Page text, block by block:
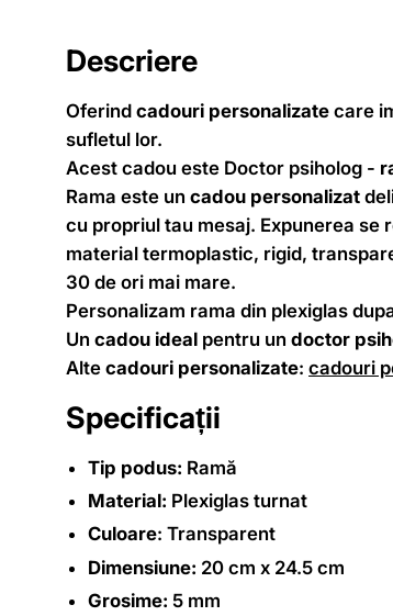
Descriere
Oferind cadouri personalizate care
sufletul lor.
Acest cadou este Doctor psiholog -
Rama este un cadou personalizat
cu propriul tau mesaj. Expunerea se
material termoplastic, rigid,
30 de ori mai mare.
Personalizam rama din plexiglas
Un cadou ideal pentru un doctor
Alte cadouri personalizate: cadouri
Specificații
Tip podus: Ramă
Material: Plexiglas turnat
Culoare: Transparent
Dimensiune: 20 cm x 24.5 cm
Grosime: 5 mm